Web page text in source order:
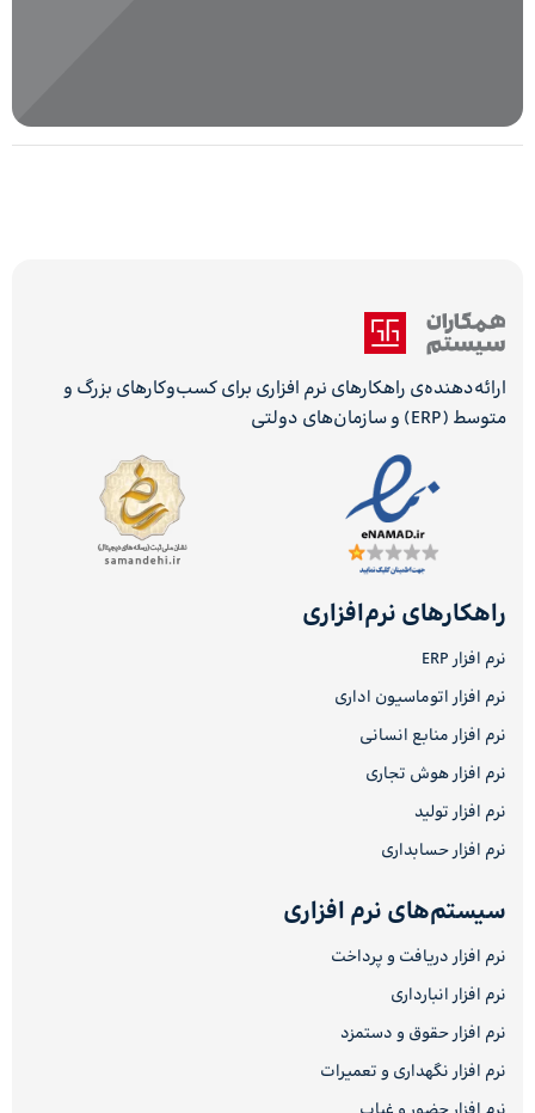
هماهنگی بین واحدها و
و دفتر مرکزی داشته است.
ارائه‌دهنده‌ی راهکارهای نرم افزاری برای کسب‌وکارهای بزرگ و
متوسط (ERP) و سازمان‌های دولتی
راهکارهای نرم‌افزاری
نرم افزار ERP
نرم افزار اتوماسیون اداری
نرم افزار منابع انسانی
نرم افزار هوش تجاری
نرم افزار تولید
نرم افزار حسابداری
سیستم‌های نرم افزاری
نرم افزار دریافت و پرداخت
نرم افزار انبارداری
نرم افزار حقوق و دستمزد
نرم افزار نگهداری و تعمیرات